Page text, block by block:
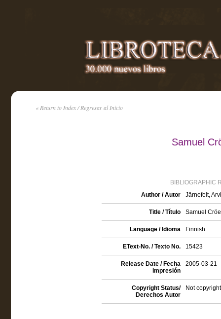
« Return to Index / Regresar al Inicio
Samuel
BIBLIOGRAPHIC
Author / Autor
Järnefelt,
Title / Título Samuel
Language / Idioma Finnish
EText-No. / Texto No. 15423
Release Date / Fecha
impresión
2005-03-21
Copyright Status/
Derechos Autor
Not